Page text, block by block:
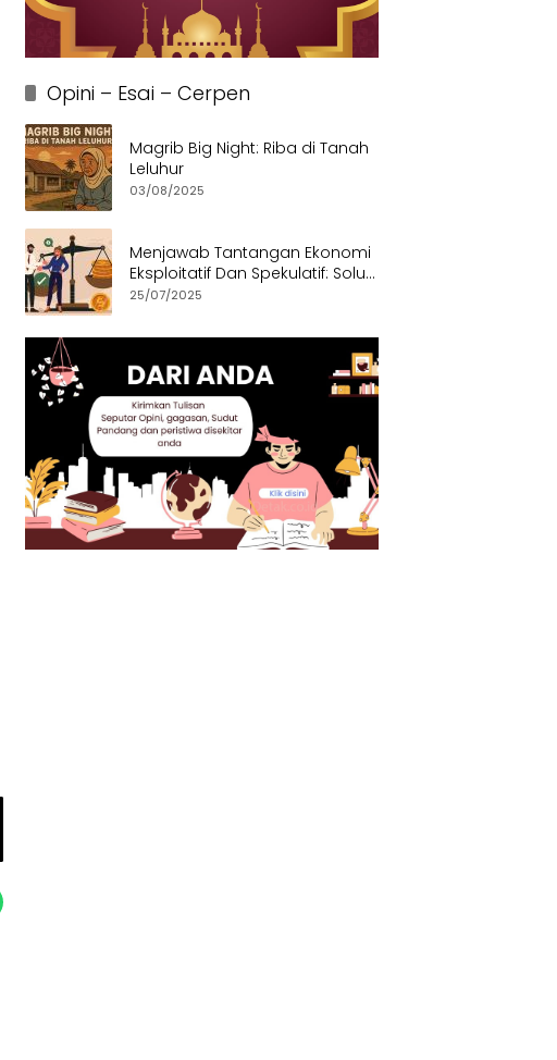
Opini – Esai – Cerpen
Magrib Big Night: Riba di Tanah
Leluhur
03/08/2025
Menjawab Tantangan Ekonomi
Eksploitatif Dan Spekulatif: Solusi
Etis dan Berkeadilan
25/07/2025